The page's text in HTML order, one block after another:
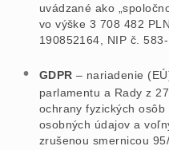
uvádzané ako
vo výške 3 708 482
190852164, NIP č.
GDPR – nariadenie
parlamentu a Rady z
ochrany fyzických
osobných údajov a
zrušenou smernicou